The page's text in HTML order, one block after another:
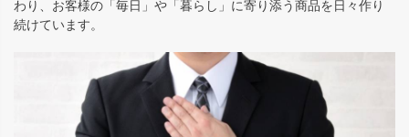
わり、お客様の「毎日」や「暮らし」に寄り添う商品を日々作り
続けています。